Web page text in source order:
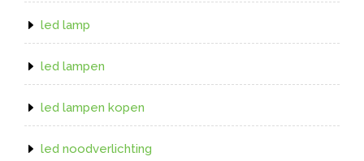
led lamp
led lampen
led lampen kopen
led noodverlichting